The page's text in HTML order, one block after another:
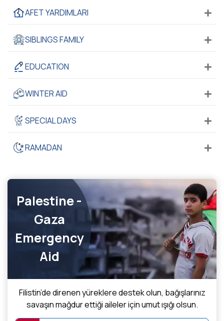
AFET YARDIMLARI
SIBLINGS FAMILY
EDUCATION
WINTER AID
SPECIAL DAYS
RAMADAN
Palestine -
Gaza
Emergency
Aid
Filistin’de direnen yüreklere destek olun, bağışlarınız
savaşın mağdur ettiği aileler için umut ışığı olsun.